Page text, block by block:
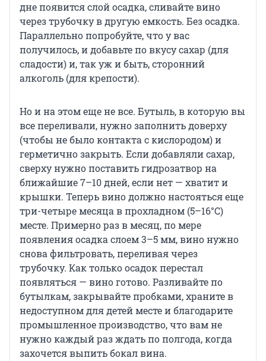
дне появится слой осадка, сливайте вино
через трубочку в другую емкость. Без осадка.
Параллельно попробуйте, что у вас
получилось, и добавьте по вкусу сахар (для
сладости) и, так уж и быть, сторонний
алкоголь (для крепости).
Но и на этом еще не все. Бутыль, в которую вы
все переливали, нужно заполнить доверху
(чтобы не было контакта с кислородом) и
герметично закрыть. Если добавляли сахар,
сверху нужно поставить гидрозатвор на
ближайшие 7–10 дней, если нет — хватит и
крышки. Теперь вино должно настояться еще
три-четыре месяца в прохладном (5–16°C)
месте. Примерно раз в месяц, по мере
появления осадка слоем 3–5 мм, вино нужно
снова фильтровать, переливая через
трубочку. Как только осадок перестал
появляться — вино готово. Разливайте по
бутылкам, закрывайте пробками, храните в
недоступном для детей месте и благодарите
промышленное производство, что вам не
нужно каждый раз ждать по полгода, когда
захочется выпить бокал вина.